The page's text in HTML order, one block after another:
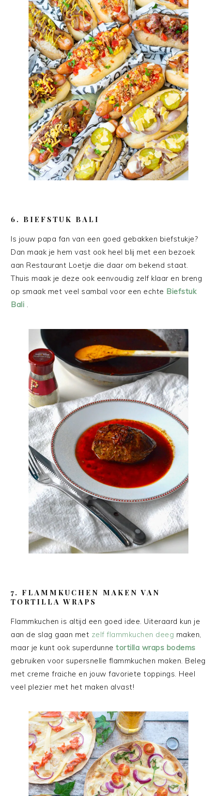
6. BIEFSTUK BALI
Is jouw papa fan van een goed gebakken biefstukje?
Dan maak je hem vast ook heel blij met een bezoek
aan Restaurant Loetje die daar om bekend staat.
Thuis maak je deze ook eenvoudig zelf klaar en breng
op smaak met veel sambal voor een echte Biefstuk
Bali .
7. FLAMMKUCHEN MAKEN VAN
TORTILLA WRAPS
Flammkuchen is altijd een goed idee. Uiteraard kun je
aan de slag gaan met zelf flammkuchen deeg maken,
maar je kunt ook superdunne tortilla wraps bodems
gebruiken voor supersnelle flammkuchen maken. Beleg
met creme fraiche en jouw favoriete toppings. Heel
veel plezier met het maken alvast!